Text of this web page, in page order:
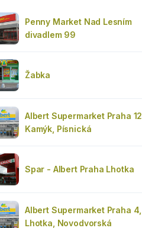
Penny Market Nad Lesním
divadlem 99
Žabka
Albert Supermarket Praha 12,
Kamýk, Písnická
Spar - Albert Praha Lhotka
Albert Supermarket Praha 4,
Lhotka, Novodvorská